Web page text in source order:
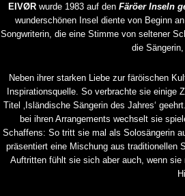
EIVØRwurde 1983 auf den Färöer Inseln
wunderschönen Insel diente von Beginn
Songwriterin, die eine Stimme von seltener
die
Neben ihrer starken Liebe zur färöischen
Inspirationsquelle. So verbrachte sie einige
Titel ‚Isländische Sängerin des Jahres‘
bei ihren Arrangements wechselt sie
Schaffens: So tritt sie mal als Solosängerin
präsentiert eine Mischung aus traditionellen
Auftritten fühlt sie sich aber auch, wenn